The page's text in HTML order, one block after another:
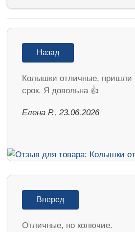
Назад
Колышки отличные, пришли
срок. Я довольна 👍
Елена Р., 23.06.2026
Вперед
Отличные, но колючие.